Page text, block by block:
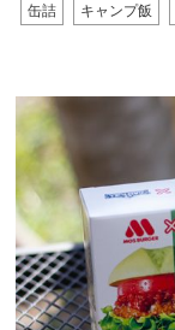
缶詰 キャンプ飯